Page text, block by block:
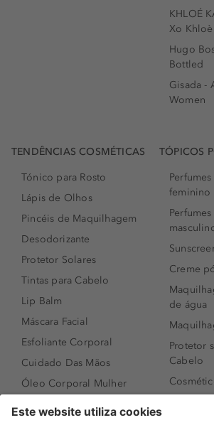
KHLOÉ
Xo Khloè
Hugo
Bottled
Gisada -
Women
TENDÊNCIAS COSMÉTICAS
Tónico para Rosto
Lápis de Olhos
Pincéis de Maquilhagem
Desodorizante
Protetor Solares
Tintas para Cabelo
Lip Balm
Máscara Facial
Esfoliante Corporal
Cuidado Das Mãos
Óleo Corporal Mulher
TÓPICOS
feminino
Creme
de água
Protetor
Cabelo